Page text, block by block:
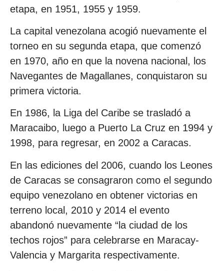
etapa, en 1951, 1955 y 1959.
La capital venezolana acogió nuevamente el
torneo en su segunda etapa, que comenzó
en 1970, año en que la novena nacional, los
Navegantes de Magallanes, conquistaron su
primera victoria.
En 1986, la Liga del Caribe se trasladó a
Maracaibo, luego a Puerto La Cruz en 1994 y
1998, para regresar, en 2002 a Caracas.
En las ediciones del 2006, cuando los Leones
de Caracas se consagraron como el segundo
equipo venezolano en obtener victorias en
terreno local, 2010 y 2014 el evento
abandonó nuevamente “la ciudad de los
techos rojos” para celebrarse en Maracay-
Valencia y Margarita respectivamente.